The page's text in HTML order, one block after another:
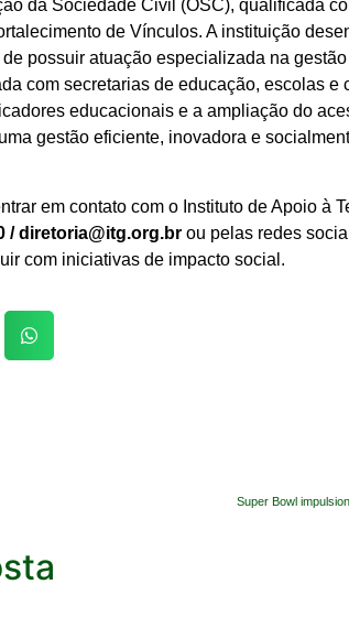
da Sociedade Civil (OSC), qualificada
de Vínculos. A instituição
possuir atuação especializada na
com secretarias de educação, escolas e
educacionais e a ampliação do
gestão eficiente, inovadora e
em contato com o Instituto de Apoio à
/ diretoria@itg.org.br ou pelas redes
com iniciativas de impacto social.
Super Bowl